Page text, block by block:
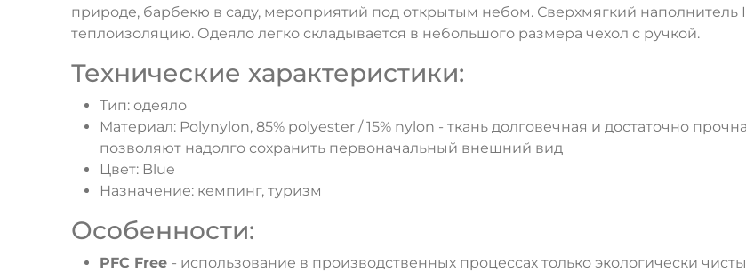
природе, барбекю в саду, мероприятий под открытым небом. Сверхмягкий наполнитель
теплоизоляцию. Одеяло легко складывается в небольшого размера чехол с ручкой.
Технические характеристики:
Тип: одеяло
Материал: Polynylon, 85% polyester / 15% nylon - ткань долговечная и достаточно
позволяют надолго сохранить первоначальный внешний вид
Цвет: Blue
Назначение: кемпинг, туризм
Особенности:
PFC Free - использование в производственных процессах только экологически